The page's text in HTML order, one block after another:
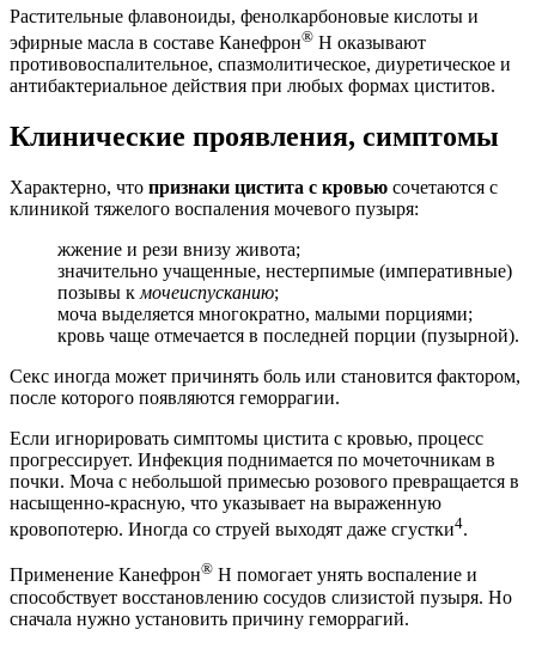
Растительные флавоноиды, фенолкарбоновые кислоты и
эфирные масла в составе Канефрон® Н оказывают
противовоспалительное, спазмолитическое, диуретическое и
антибактериальное действия при любых формах циститов.
Клинические проявления, симптомы
Характерно, что признаки цистита с кровью сочетаются с
клиникой тяжелого воспаления мочевого пузыря:
жжение и рези внизу живота;
значительно учащенные, нестерпимые (императивные)
позывы к мочеиспусканию;
моча выделяется многократно, малыми порциями;
кровь чаще отмечается в последней порции (пузырной).
Секс иногда может причинять боль или становится фактором,
после которого появляются геморрагии.
Если игнорировать симптомы цистита с кровью, процесс
прогрессирует. Инфекция поднимается по мочеточникам в
почки. Моча с небольшой примесью розового превращается в
насыщенно-красную, что указывает на выраженную
кровопотерю. Иногда со струей выходят даже сгустки4.
Применение Канефрон® Н помогает унять воспаление и
способствует восстановлению сосудов слизистой пузыря. Но
сначала нужно установить причину геморрагий.